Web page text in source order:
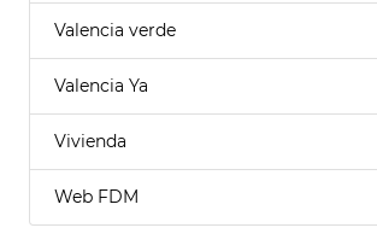
Valencia verde
Valencia Ya
Vivienda
Web FDM